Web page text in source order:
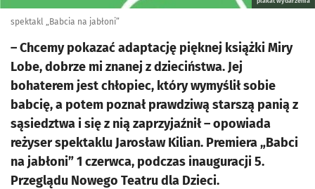
spektakl „Babcia na jabłoni”
– Chcemy pokazać adaptację pięknej książki Miry
Lobe, dobrze mi znanej z dzieciństwa. Jej
bohaterem jest chłopiec, który wymyślił sobie
babcię, a potem poznał prawdziwą starszą panią z
sąsiedztwa i się z nią zaprzyjaźnił – opowiada
reżyser spektaklu Jarosław Kilian. Premiera „Babci
na jabłoni” 1 czerwca, podczas inauguracji 5.
Przeglądu Nowego Teatru dla Dzieci.